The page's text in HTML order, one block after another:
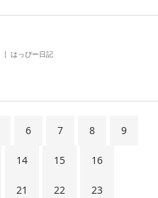
はっぴー日記
6 7 8 9
14 15 16
21 22 23